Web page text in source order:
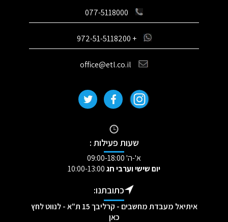
077-5118000
+ 972-51-5118200
office@etl.co.il
שעות פעילות :
א'-ה' 09:00-18:00
יום שישי וערבי חג
כתובתנו:
איתיאל מעבדת מחשבים - קרליבך 15 ת"א - לנווט לחץ
כאן